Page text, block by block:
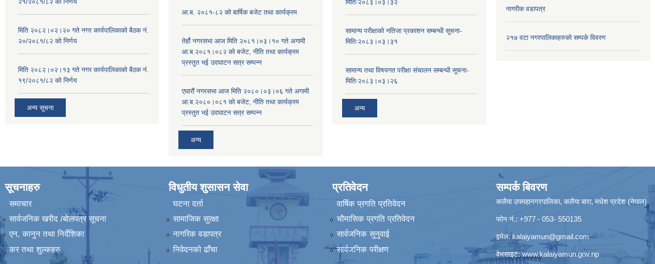
मिति २०८२।०२।२० गते नगर कार्यपालिकाको बैठक नं.
२०/२०८१/८२ को निर्णय
मिति २०८२।०२।१३ गते नगर कार्यपालिकाको बैठक नं.
१९/२०८१/८२ को निर्णय
अन्य सूचना
आ.ब. २०८१-८२ को बार्षिक बजेट तथा कार्यक्रम
तेर्हौ नगरसभा आज मिति २०८१।०३।१० गते अगामी
आ.ब.२०८१।०८२ को बजेट, नीति तथा कार्यक्रम
प्रस्तुत भई उदघाटन सत्र सम्पन्न
एघारौं नगरसभा आज मिति २०८०।०३।०६ गते अगामी
आ.ब.२०८०।०८१ को बजेट, नीति तथा कार्यक्रम
प्रस्तुत भई उदघाटन सत्र सम्पन्न
अन्य
मितिः२०८३।०३।३२
सामान्य परीक्षाको नतिजा प्रकाशन सम्बन्धी सूचना-
मितिः२०८३।०३।३१
सामान्य तथा विषयगत परीक्षा संचालन सम्बन्धी सूचना-
मितिः२०८३।०३।२६
अन्य
नागरीक वडापत्र
२१७ वटा नगरपालिकाहरुको सम्पर्क विवरण
सूचनाहरु
समाचार
सार्वजनिक खरीद /बोलपत्र सूचना
एन, कानुन तथा निर्देशिका
कर तथा शुल्कहरु
विधुतीय शुसासन सेवा
घटना दर्ता
सामाजिक सुरक्षा
नागरिक वडापत्र
निवेदनको ढाँचा
प्रतिवेदन
वार्षिक प्रगति प्रतिवेदन
चौमासिक प्रगति प्रतिवेदन
सार्वजनिक सुनुवाई
सार्वजनिक परीक्षण
सम्पर्क बिवरण
कलैया उपमहानगरपालिका, कलैया बारा, मधेश प्रदेश (नेपाल)
फोन नं.: +977 - 053- 550135
इमेल: kalaiyamun@gmail.com
वेभसाइट:www.kalaiyamun.gov.np